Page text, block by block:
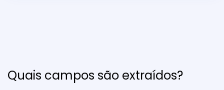
Quais campos são extraídos?